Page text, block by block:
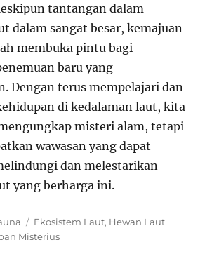
tantangan dalam
dalam sangat besar, kemajuan
membuka pintu bagi
baru yang
Dengan terus mempelajari dan
di kedalaman laut, kita
misteri alam, tetapi
wawasan yang dapat
dan melestarikan
yang berharga ini.
Tags
Ekosistem Laut, Hewan Laut
Misterius